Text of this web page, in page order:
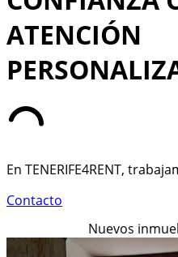
ATENCIÓN
En TENERIFE4RENT,
Contacto
Nuevos